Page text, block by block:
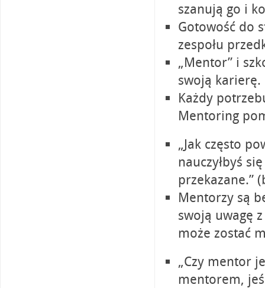
szanują go i
Gotowość do
zespołu
„Mentor” i
swoją karierę.
Każdy
Mentoring
„Jak często
nauczyłbyś
przekazane.”
Mentorzy są
swoją uwagę
może zostać
„Czy mentor
mentorem,